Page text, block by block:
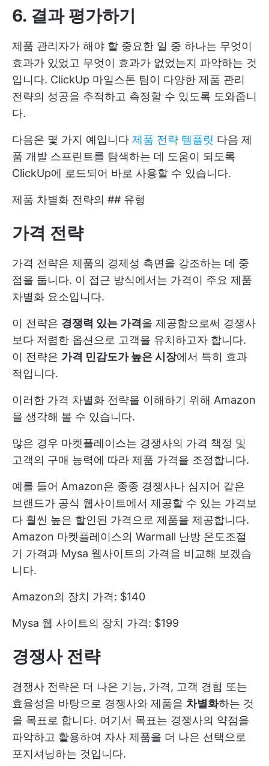
6. 결과 평가하기
제품 관리자가 해야 할 중요한 일 중 하나는 무엇이
효과가 있었고 무엇이 효과가 없었는지 파악하는 것
입니다. ClickUp 마일스톤 팀이 다양한 제품 관리
전략의 성공을 추적하고 측정할 수 있도록 도와줍니
다.
다음은 몇 가지 예입니다 제품 전략 템플릿 다음 제
품 개발 스프린트를 탐색하는 데 도움이 되도록
ClickUp에 로드되어 바로 사용할 수 있습니다.
제품 차별화 전략의 ## 유형
가격 전략
가격 전략은 제품의 경제성 측면을 강조하는 데 중
점을 둡니다. 이 접근 방식에서는 가격이 주요 제품
차별화 요소입니다.
이 전략은 경쟁력 있는 가격을 제공함으로써 경쟁사
보다 저렴한 옵션으로 고객을 유치하고자 합니다.
이 전략은 가격 민감도가 높은 시장에서 특히 효과
적입니다.
이러한 가격 차별화 전략을 이해하기 위해 Amazon
을 생각해 볼 수 있습니다.
많은 경우 마켓플레이스는 경쟁사의 가격 책정 및
고객의 구매 능력에 따라 제품 가격을 조정합니다.
예를 들어 Amazon은 종종 경쟁사나 심지어 같은
브랜드가 공식 웹사이트에서 제공할 수 있는 가격보
다 훨씬 높은 할인된 가격으로 제품을 제공합니다.
Amazon 마켓플레이스의 Warmall 난방 온도조절
기 가격과 Mysa 웹사이트의 가격을 비교해 보겠습
니다.
Amazon의 장치 가격: $140
Mysa 웹 사이트의 장치 가격: $199
경쟁사 전략
경쟁사 전략은 더 나은 기능, 가격, 고객 경험 또는
효율성을 바탕으로 경쟁사와 제품을 차별화하는 것
을 목표로 합니다. 여기서 목표는 경쟁사의 약점을
파악하고 활용하여 자사 제품을 더 나은 선택으로
포지셔닝하는 것입니다.